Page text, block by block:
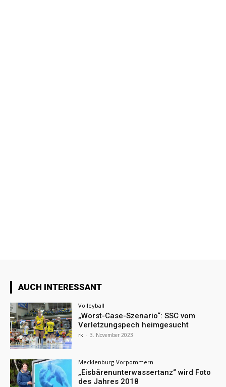
AUCH INTERESSANT
Volleyball
„Worst-Case-Szenario“: SSC vom
Verletzungspech heimgesucht
rk - 3. November 2023
Mecklenburg-Vorpommern
„Eisbärenunterwassertanz“ wird Foto
des Jahres 2018